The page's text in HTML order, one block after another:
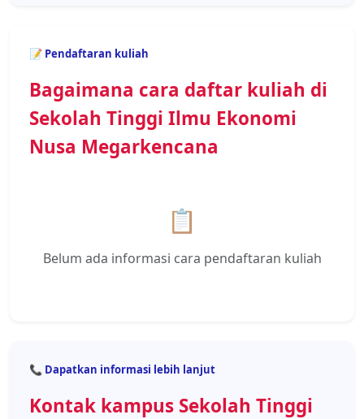
📝 Pendaftaran kuliah
Bagaimana cara daftar kuliah di
Sekolah Tinggi Ilmu Ekonomi
Nusa Megarkencana
📋
Belum ada informasi cara pendaftaran kuliah
📞 Dapatkan informasi lebih lanjut
Kontak kampus Sekolah Tinggi